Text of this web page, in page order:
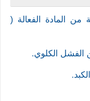
المادة الفعالة (
الفشل الكلوي.